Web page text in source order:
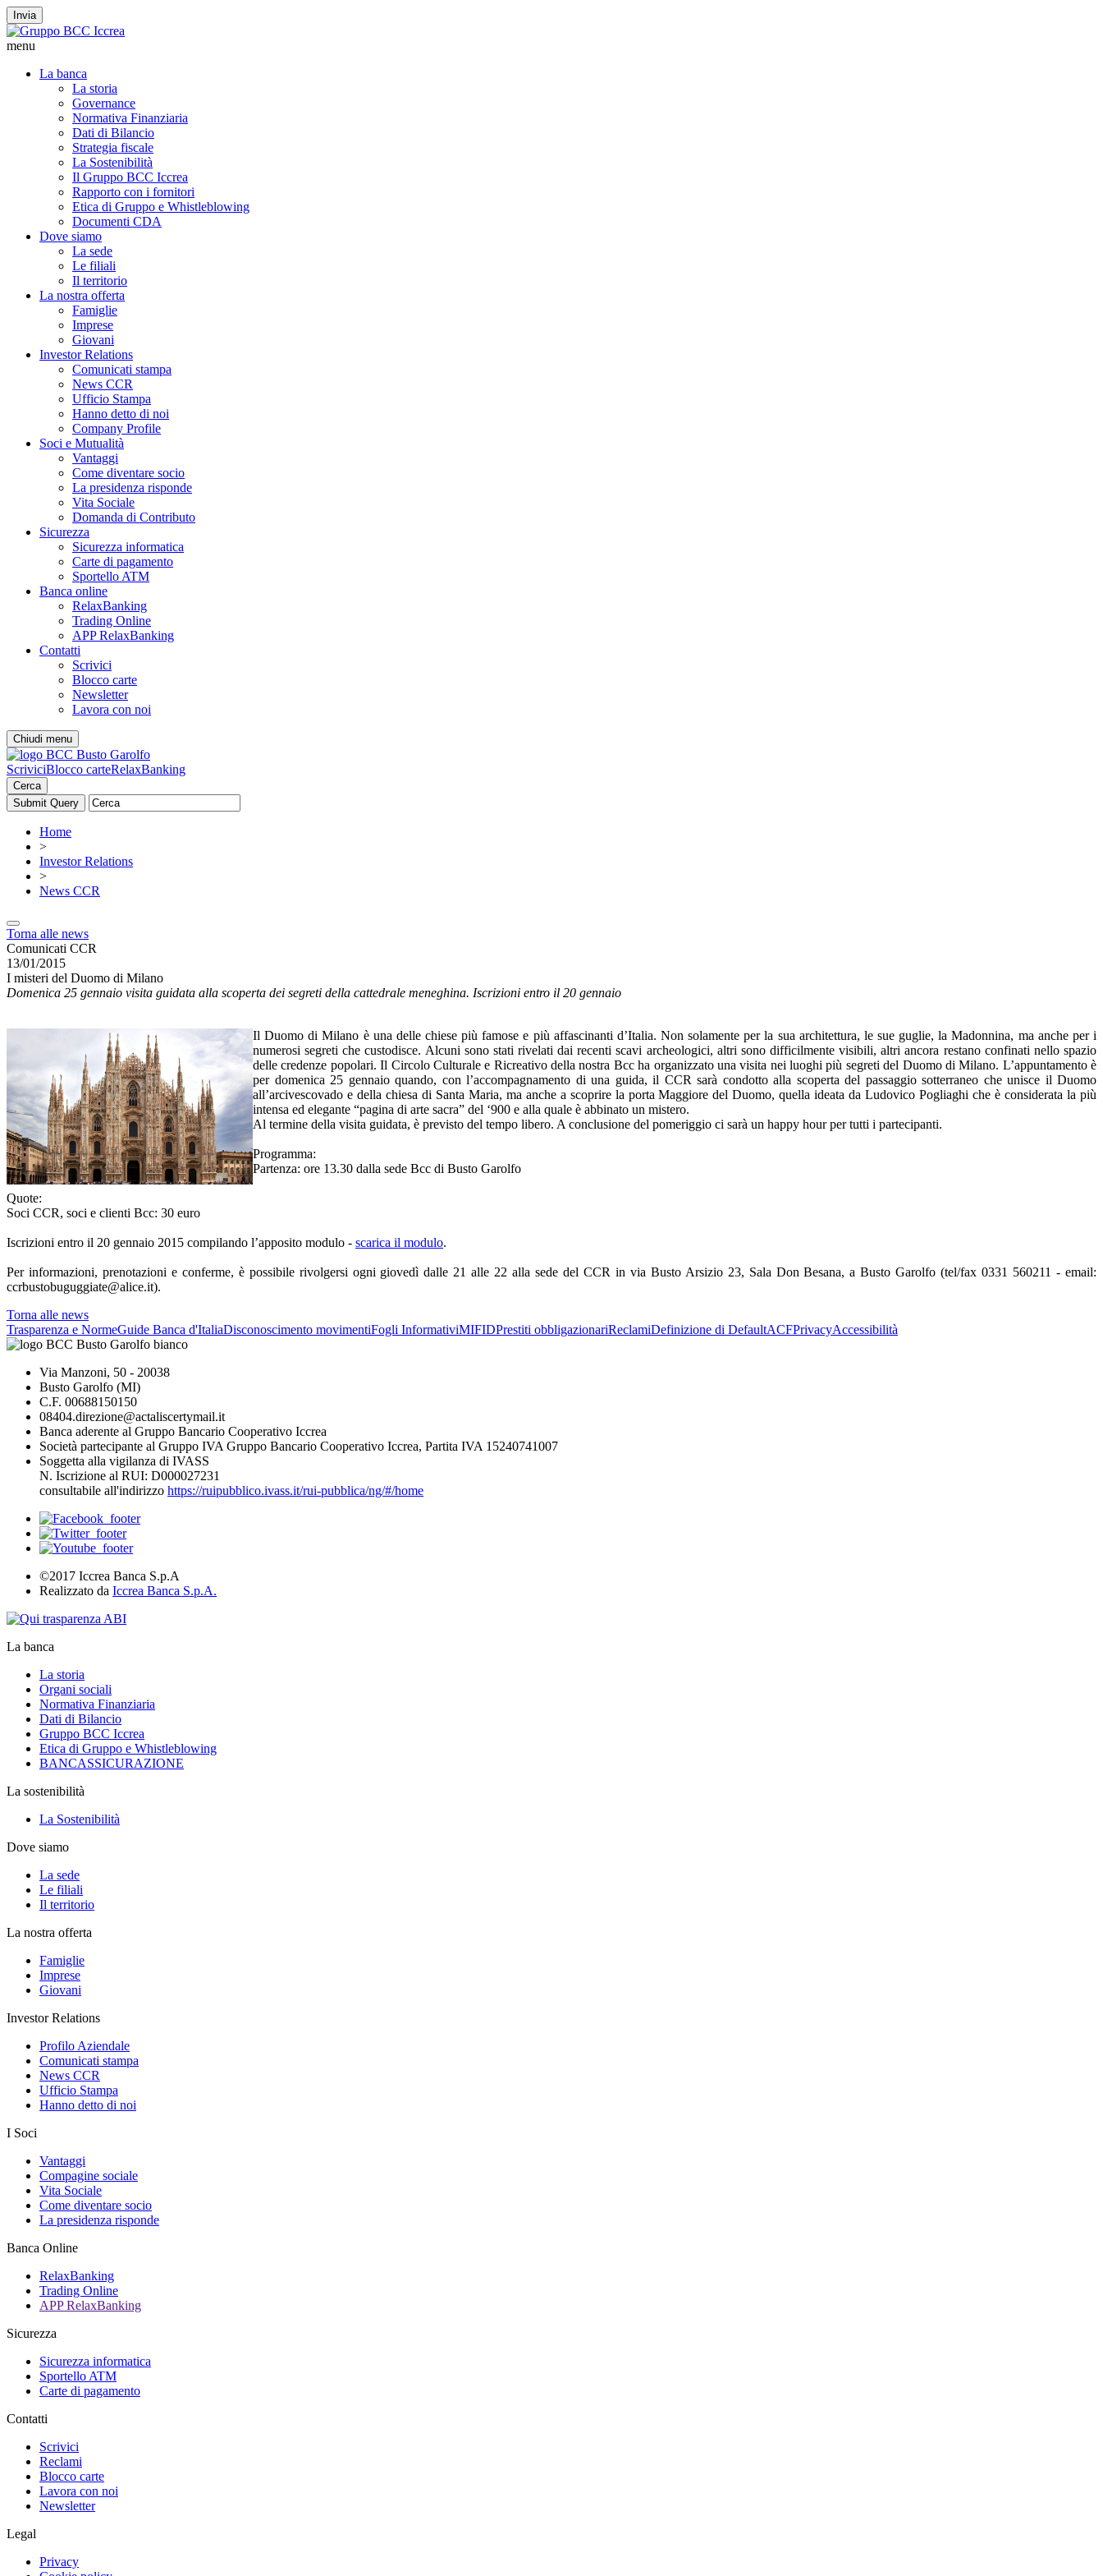
Invia
menu
La banca
La storia
Governance
Normativa Finanziaria
Dati di Bilancio
Strategia fiscale
La Sostenibilità
Il Gruppo BCC Iccrea
Rapporto con i fornitori
Etica di Gruppo e Whistleblowing
Documenti CDA
Dove siamo
La sede
Le filiali
Il territorio
La nostra offerta
Famiglie
Imprese
Giovani
Investor Relations
Comunicati stampa
News CCR
Ufficio Stampa
Hanno detto di noi
Company Profile
Soci e Mutualità
Vantaggi
Come diventare socio
La presidenza risponde
Vita Sociale
Domanda di Contributo
Sicurezza
Sicurezza informatica
Carte di pagamento
Sportello ATM
Banca online
RelaxBanking
Trading Online
APP RelaxBanking
Contatti
Scrivici
Blocco carte
Newsletter
Lavora con noi
Chiudi menu
ScriviciBlocco carteRelaxBanking
Cerca
Home
>
Investor Relations
>
News CCR
Torna alle news
Comunicati CCR
13/01/2015
I misteri del Duomo di Milano
Domenica 25 gennaio visita guidata alla scoperta dei segreti della cattedrale meneghina. Iscrizioni entro il 20 gennaio
Il Duomo di Milano è una delle chiese più famose e più affascinanti d’Italia. Non solamente per la sua architettura, le sue guglie, la Madonnina, ma anche per i
numerosi segreti che custodisce. Alcuni sono stati rivelati dai recenti scavi archeologici, altri sono difficilmente visibili, altri ancora restano confinati nello spazio
delle credenze popolari. Il Circolo Culturale e Ricreativo della nostra Bcc ha organizzato una visita nei luoghi più segreti del Duomo di Milano. L’appuntamento è
per domenica 25 gennaio quando, con l’accompagnamento di una guida, il CCR sarà condotto alla scoperta del passaggio sotterraneo che unisce il Duomo
all’arcivescovado e della chiesa di Santa Maria, ma anche a scoprire la porta Maggiore del Duomo, quella ideata da Ludovico Pogliaghi che è considerata la più
intensa ed elegante “pagina di arte sacra” del ‘900 e alla quale è abbinato un mistero.
Al termine della visita guidata, è previsto del tempo libero. A conclusione del pomeriggio ci sarà un happy hour per tutti i partecipanti.
Programma:
Partenza: ore 13.30 dalla sede Bcc di Busto Garolfo
Quote:
Soci CCR, soci e clienti Bcc: 30 euro
Iscrizioni entro il 20 gennaio 2015 compilando l’apposito modulo - scarica il modulo.
Per informazioni, prenotazioni e conferme, è possibile rivolgersi ogni giovedì dalle 21 alle 22 alla sede del CCR in via Busto Arsizio 23, Sala Don Besana, a Busto Garolfo (tel/fax 0331 560211 - email:
ccrbustobuguggiate@alice.it).
Torna alle news
Trasparenza e NormeGuide Banca d'ItaliaDisconoscimento movimentiFogli InformativiMIFIDPrestiti obbligazionariReclamiDefinizione di DefaultACFPrivacyAccessibilità
Via Manzoni, 50 - 20038
Busto Garolfo (MI)
C.F. 00688150150
08404.direzione@actaliscertymail.it
Banca aderente al Gruppo Bancario Cooperativo Iccrea
Società partecipante al Gruppo IVA Gruppo Bancario Cooperativo Iccrea, Partita IVA 15240741007
Soggetta alla vigilanza di IVASS
N. Iscrizione al RUI: D000027231
consultabile all'indirizzo https://ruipubblico.ivass.it/rui-pubblica/ng/#/home
©2017 Iccrea Banca S.p.A
Realizzato da Iccrea Banca S.p.A.
La banca
La storia
Organi sociali
Normativa Finanziaria
Dati di Bilancio
Gruppo BCC Iccrea
Etica di Gruppo e Whistleblowing
BANCASSICURAZIONE
La sostenibilità
La Sostenibilità
Dove siamo
La sede
Le filiali
Il territorio
La nostra offerta
Famiglie
Imprese
Giovani
Investor Relations
Profilo Aziendale
Comunicati stampa
News CCR
Ufficio Stampa
Hanno detto di noi
I Soci
Vantaggi
Compagine sociale
Vita Sociale
Come diventare socio
La presidenza risponde
Banca Online
RelaxBanking
Trading Online
APP RelaxBanking
Sicurezza
Sicurezza informatica
Sportello ATM
Carte di pagamento
Contatti
Scrivici
Reclami
Blocco carte
Lavora con noi
Newsletter
Legal
Privacy